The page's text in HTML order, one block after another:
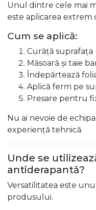
Unul dintre cele mai
este aplicarea extrem
Cum se aplică:
Curăță suprafața
Măsoară și taie
Îndepărtează
Aplică ferm pe
Presare pentru
Nu ai nevoie de
experiență tehnică.
Unde se
antiderapantă?
Versatilitatea este
produsului.